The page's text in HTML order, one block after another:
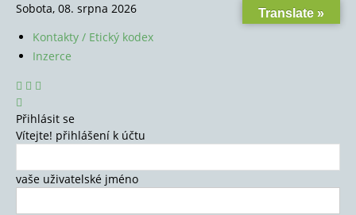
Sobota, 08. srpna 2026
Kontakty / Etický kodex
Inzerce
Přihlásit se
Vítejte! přihlášení k účtu
vaše uživatelské jméno
Translate »